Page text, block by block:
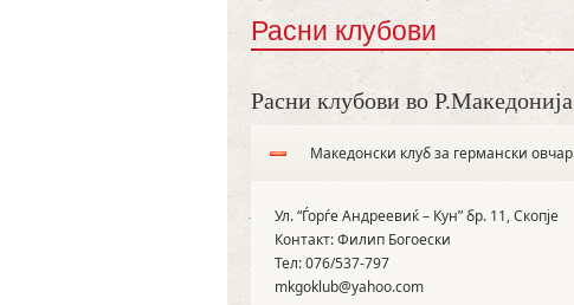
Расни клубови
Расни клубови во Р.Македонија
Македонски клуб за германски овчар
Ул. “Ѓорѓе Андреевиќ – Кун” бр. 11, Скопје
Контакт: Филип Богоески
Тел: 076/537-797
mkgoklub@yahoo.com